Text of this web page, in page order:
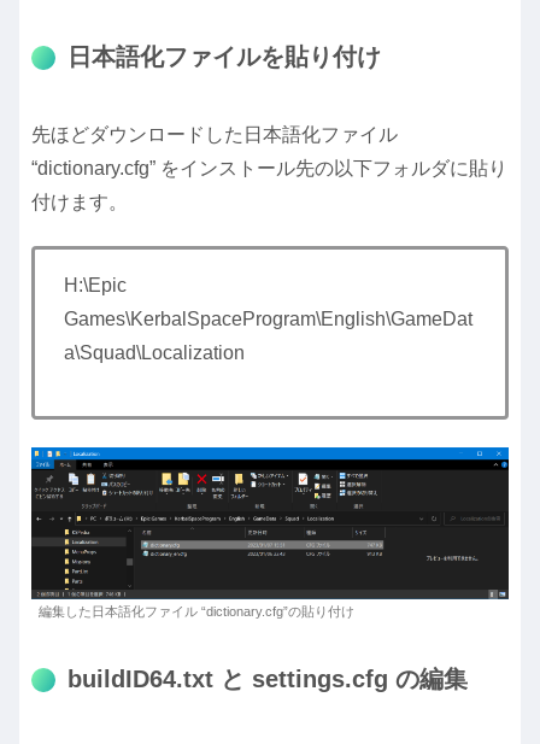
日本語化ファイルを貼り付け
先ほどダウンロードした日本語化ファイル
“dictionary.cfg” をインストール先の以下フォルダに貼り
付けます。
H:\Epic
Games\KerbalSpaceProgram\English\GameDat
a\Squad\Localization
編集した日本語化ファイル “dictionary.cfg”の貼り付け
buildID64.txt と settings.cfg の編集